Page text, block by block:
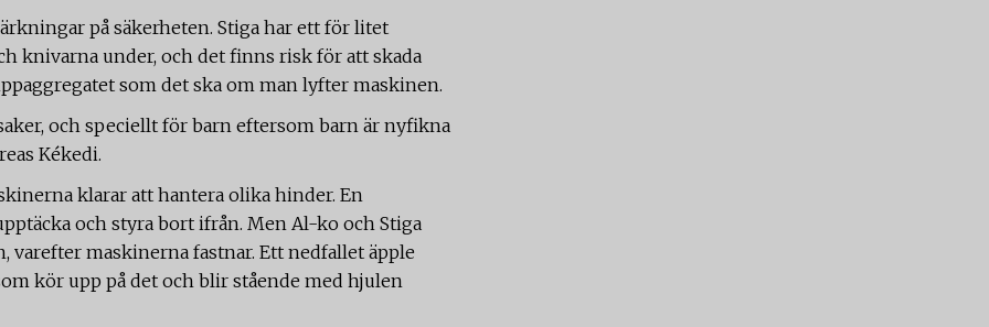
på säkerheten. Stiga har ett för litet
knivarna under, och det finns risk för att skada
som det ska om man lyfter maskinen.
och speciellt för barn eftersom barn är nyfikna
Kékedi.
klarar att hantera olika hinder. En
och styra bort ifrån. Men Al-ko och Stiga
varefter maskinerna fastnar. Ett nedfallet äpple
kör upp på det och blir stående med hjulen